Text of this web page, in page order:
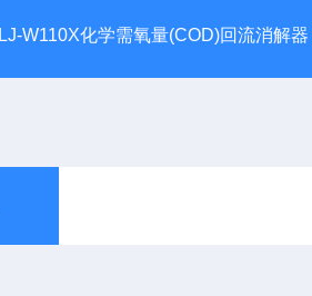
LJ-W110X化学需氧量(COD)回流消解器